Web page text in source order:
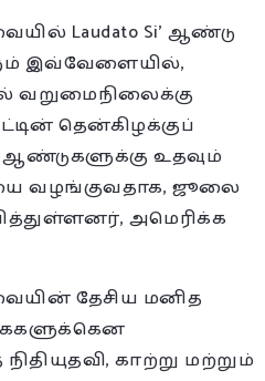
Laudato Si’ ஆண்டு
இவ்வேளையில்,
வறுமைநிலைக்கு
தென்கிழக்குப்
ஆண்டுகளுக்கு உதவும்
வழங்குவதாக, ஜூலை
அமெரிக்க
தேசிய மனித
காற்று மற்றும்